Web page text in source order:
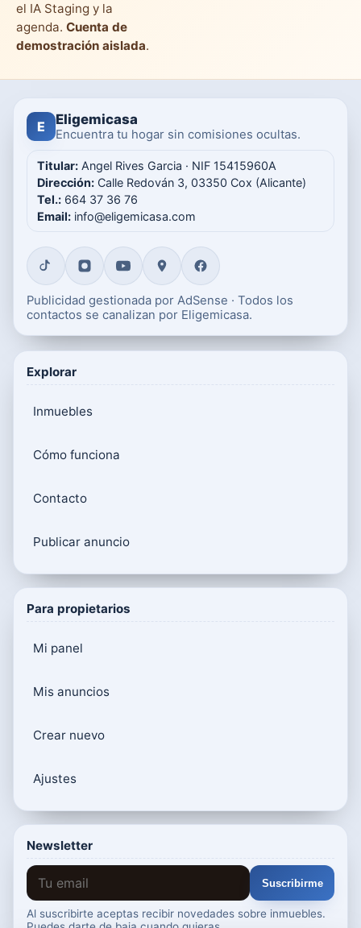
el IA Staging y la
agenda. Cuenta de
demostración aislada.
E Eligemicasa
Encuentra tu hogar sin comisiones ocultas.
Titular: Angel Rives Garcia · NIF 15415960A
Dirección: Calle Redován 3, 03350 Cox (Alicante)
Tel.: 664 37 36 76
Email: info@eligemicasa.com
Publicidad gestionada por AdSense · Todos los
contactos se canalizan por Eligemicasa.
Explorar
Inmuebles
Cómo funciona
Contacto
Publicar anuncio
Para propietarios
Mi panel
Mis anuncios
Crear nuevo
Ajustes
Newsletter
Suscribirme
Al suscribirte aceptas recibir novedades sobre inmuebles.